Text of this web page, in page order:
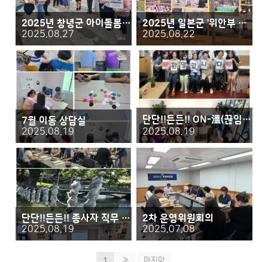
2025년 창녕군 아이돌봄센터 아동학대 예방 캠페인
2025.08.27
2025년 일본군 '위안부 피해자 기림의 날'
2025.08.22
7월 이동 상담실
2025.08.19
단단!!든든!! ON-溫(끊임없는 성장으로 따뜻한) 비전로드 탐방 프로그램
2025.08.19
단단!!든든!! 종사자 직무 교육
2025.08.19
2차 운영위원회의
2025.07.08
1 » 마지막